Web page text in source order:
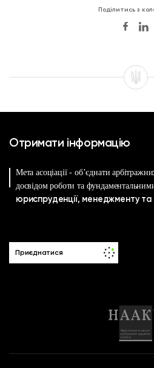
Поділитись з
Отримати інформацію
Мета асоціації - об’єднати
досвідом роботи та
юриспруденції, менеджменту та
Приєднатися